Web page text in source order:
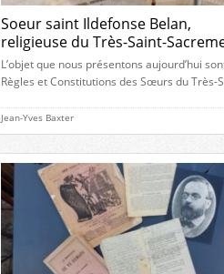
Soeur saint Ildefonse Belan,
religieuse du Très-Saint-
L’objet que nous présentons aujourd’hui
Règles et Constitutions des Sœurs du Très-
connu de cet ouvrage de 268 pages imprimé
1823. Deux sœurs en religion Sur la page
d’un livre pieusement conservé, une
laissé ces mots : “Sœur saint Ildefonse,
du Très-Saint-Sacrement […]
Jean-Yves Baxter